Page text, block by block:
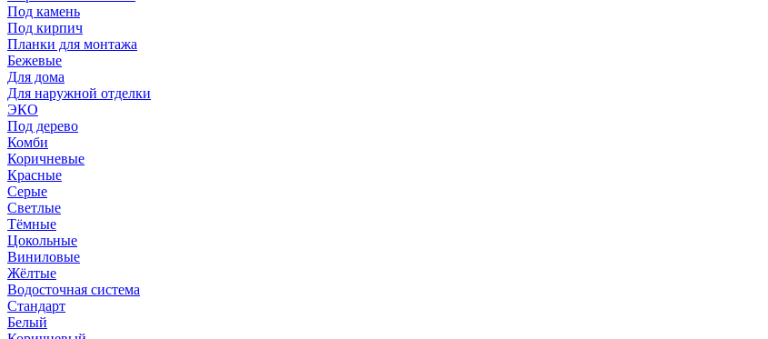
Под камень
Под кирпич
Планки для монтажа
Бежевые
Для дома
Для наружной отделки
ЭКO
Под дерево
Комби
Коричневые
Красные
Серые
Светлые
Тёмные
Цокольные
Виниловые
Жёлтые
Водосточная система
Стандарт
Белый